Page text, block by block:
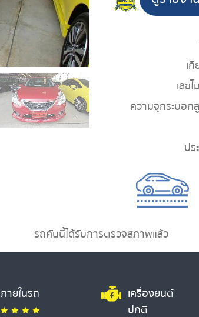
เ
เลข
ความจุกระบอก
ปร
รถคันนี้ได้รับการตรวจสภาพแล้ว
ภายในรถ
เครื่องยนต์
ปกติ